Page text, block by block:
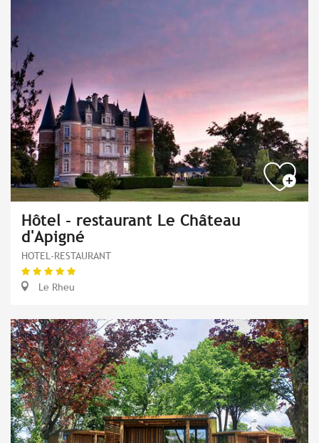
Hôtel - restaurant Le Château
d'Apigné
HOTEL-RESTAURANT
Le Rheu